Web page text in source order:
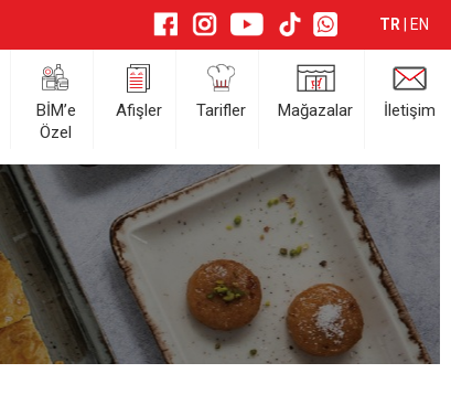
TR EN
BİM’e
Özel
Afişler Tarifler Mağazalar İletişim